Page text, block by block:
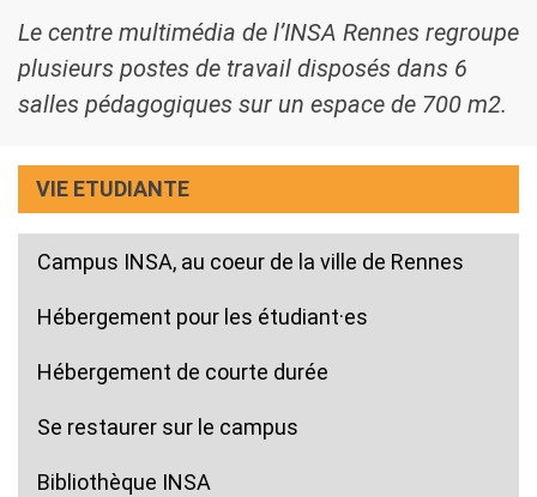
Le centre multimédia de l’INSA Rennes regroupe
plusieurs postes de travail disposés dans 6
salles pédagogiques sur un espace de 700 m2.
VIE ETUDIANTE
Campus INSA, au coeur de la ville de Rennes
Hébergement pour les étudiant·es
Hébergement de courte durée
Se restaurer sur le campus
Bibliothèque INSA